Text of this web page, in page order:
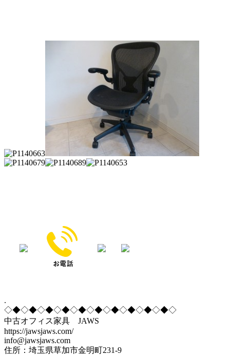
.
◇◆◇◆◇◆◇◆◇◆◇◆◇◆◇◆◇◆◇◆◇
中古オフィス家具 JAWS
https://jawsjaws.com/
info@jawsjaws.com
住所：埼玉県草加市金明町231-9